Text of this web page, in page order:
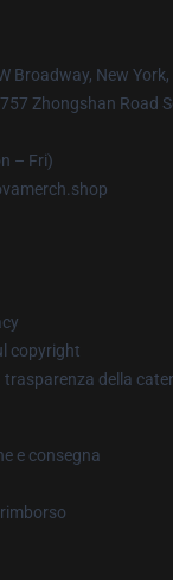
Broadway, New
Zhongshan Road
– Fri)
copyright
trasparenza della
e consegna